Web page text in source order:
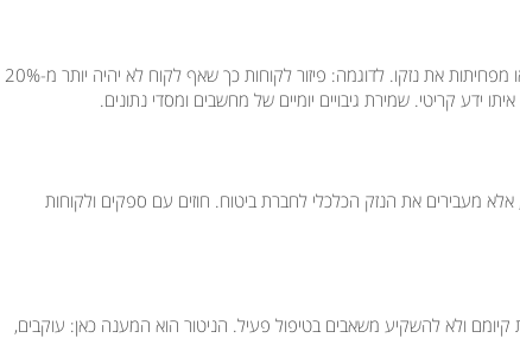
נקיטת פעולות שמפחיתות את ההסתברות שהסיכון יתממש, או מפחיתות את נזקו. לדוגמה: פיזור לקוחות כך שאף לקוח לא יהיה יותר מ-20%
ידע קריטי. שמירת גיבויים יומיים של מחשבים ומסדי נתונים.
מעבירים את הנזק הכלכלי לחברת ביטוח. חוזים עם ספקים ולקוחות
קיומם ולא להשקיע משאבים בטיפול פעיל. הניטור הוא המענה כאן: עוקבים,